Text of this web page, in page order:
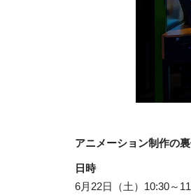
アニメーション制作の
日時
6月22日（土）10:30～